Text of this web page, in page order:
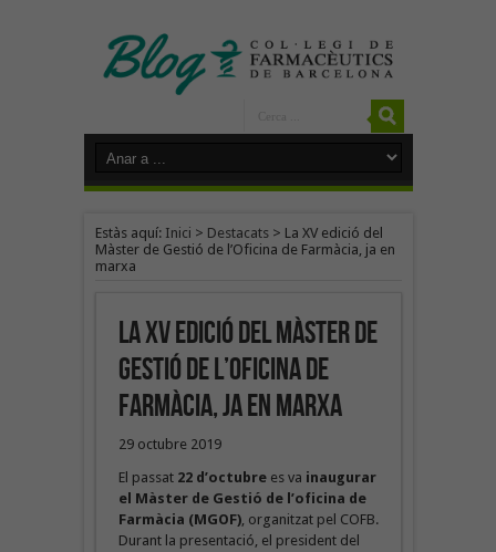
Estàs aquí: Inici > Destacats> La XV edició del
Màster de Gestió de l’Oficina de Farmàcia, ja en
marxa
La XV edició del Màster de
Gestió de l’Oficina de
Farmàcia, ja en marxa
29 octubre 2019
El passat 22 d’octubrees va inaugurar
el Màster de Gestió de l’oficina de
Farmàcia (MGOF), organitzat pel COFB.
Durant la presentació, el president del